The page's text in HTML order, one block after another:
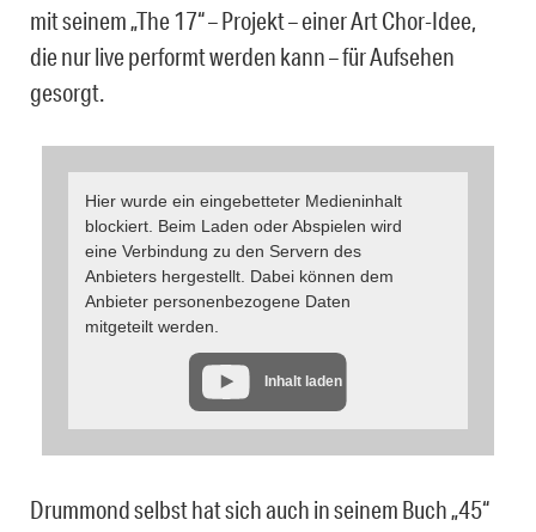
mit seinem „The 17“ – Projekt – einer Art Chor-Idee,
die nur live performt werden kann – für Aufsehen
gesorgt.
Hier wurde ein eingebetteter Medieninhalt
blockiert. Beim Laden oder Abspielen wird
eine Verbindung zu den Servern des
Anbieters hergestellt. Dabei können dem
Anbieter personenbezogene Daten
mitgeteilt werden.
Inhalt laden
Drummond selbst hat sich auch in seinem Buch „45“